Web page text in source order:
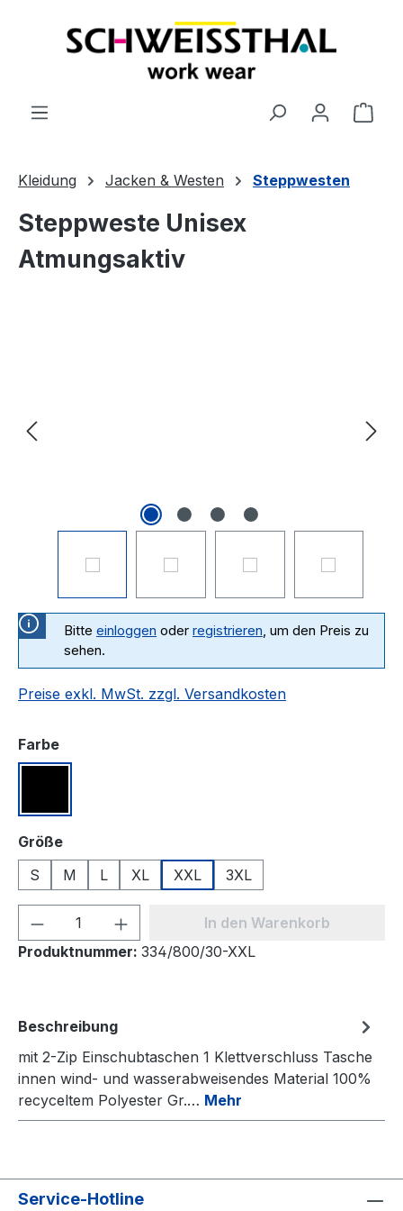
Kleidung Jacken & Westen Steppwesten
Steppweste Unisex
Atmungsaktiv
Bitte einloggen oder registrieren, um den Preis zu
sehen.
Preise exkl. MwSt. zzgl. Versandkosten
Farbeauswählen
Größeauswählen
S
M L XL XXL 3XL
Produkt Anzahl: Gib denIn den Warenkorb
Produktnummer: 334/800/30-XXL
Beschreibung
mit 2-Zip Einschubtaschen 1 Klettverschluss Tasche
innen wind- und wasserabweisendes Material 100%
recyceltem Polyester Gr.… Mehr
Service-Hotline